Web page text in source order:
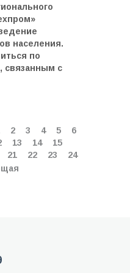
населения.
по
связанным с
2 3 4 5
6
13 14
15
21 22 23
24